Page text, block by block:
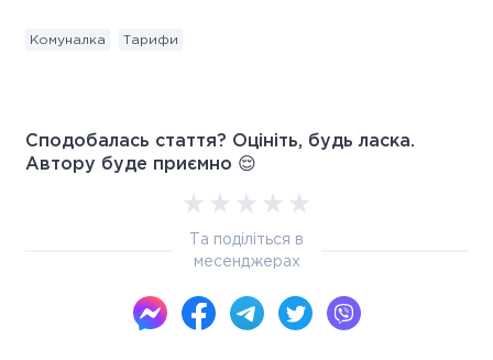
Комуналка Тарифи
Сподобалась стаття? Оцініть, будь ласка.
Автору буде приємно 😌
Та поділіться в
месенджерах